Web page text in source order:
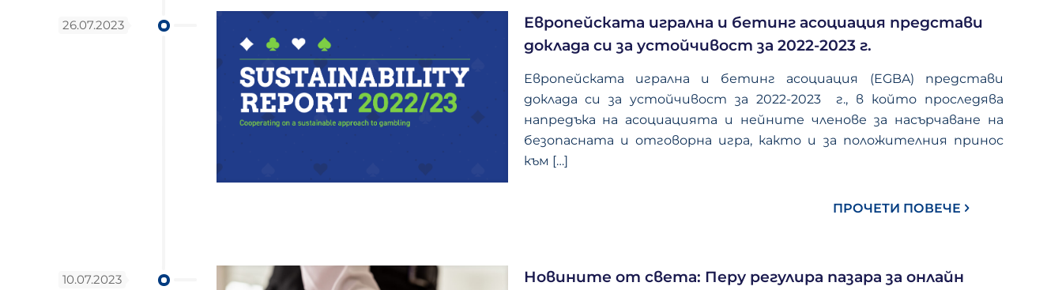
26.07.2023
Европейската игрална и бетинг асоциация представи
доклада си за устойчивост за 2022-2023 г.
Европейската игрална и бетинг асоциация (EGBA) представи
доклада си за устойчивост за 2022-2023 г., в който проследява
напредъка на асоциацията и нейните членове за насърчаване на
безопасната и отговорна игра, както и за положителния принос
към […]
ПРОЧЕТИ ПОВЕЧЕ
10.07.2023
Новините от света: Перу регулира пазара за онлайн